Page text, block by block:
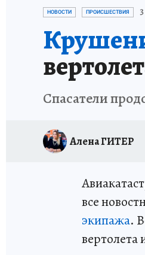
НОВОСТИ ПРОИСШЕСТВИЯ
Спасатели
Алена ГИТЕР
все
экипажа.
вертолета